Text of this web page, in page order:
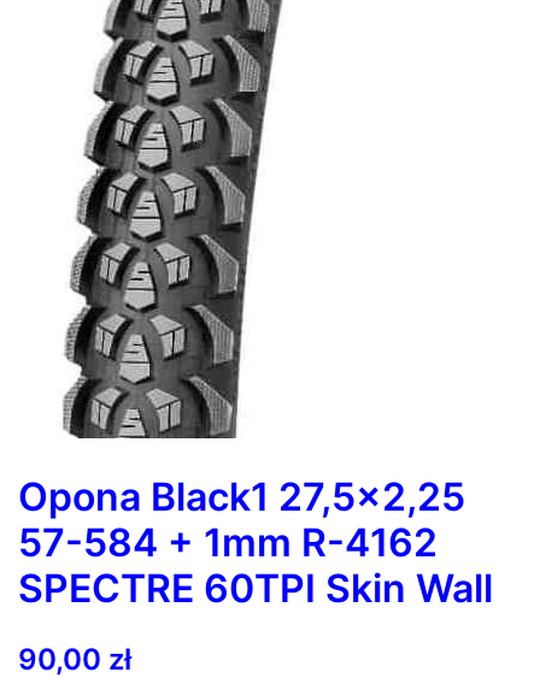
Opona Black1 27,5×2,25
57-584 + 1mm R-4162
SPECTRE 60TPI Skin Wall
90,00 zł